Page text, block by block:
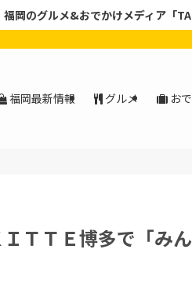
福岡のグルメ&おでかけメディア「
福岡最新情報 グルメ お
ＴＴＥ博多で「み